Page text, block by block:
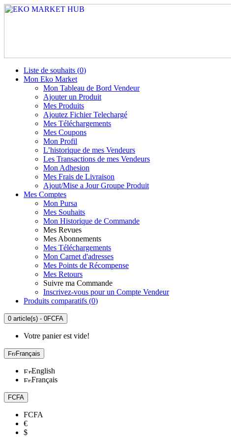
Liste de souhaits (0)
Mon Eko Market
Mon Tableau de Bord Vendeur
Ajouter un Produit
Mes Produits
Ajoutez Fichier Telechargé
Mes Téléchargements
Mes Coupons
Mon Profil
L’historique de mes Vendeurs
Les Transactions de mes Vendeurs
Mon Adhesion
Mes Frais de Livraison
Ajout/Mise a Jour Groupe Produit
Mes Comptes
Mon Pursa
Mes Souhaits
Mon Historique de Commande
Mes Revues
Mes Abonnements
Mes Téléchargements
Mon Carnet d'adresses
Mes Points de Récompense
Mes Retours
Suivre ma Commande
Inscrivez-vous pour un Compte Vendeur
Produits comparatifs (0)
0 article(s) - 0FCFA
Votre panier est vide!
Français
English
Français
FCFA
FCFA
€
$